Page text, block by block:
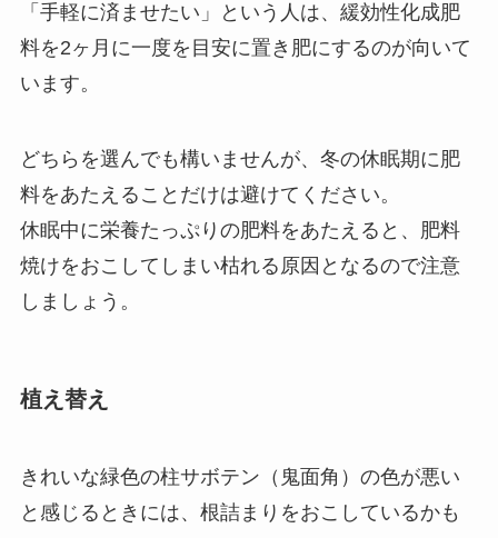
「手軽に済ませたい」という人は、緩効性化成肥
料を2ヶ月に一度を目安に置き肥にするのが向いて
います。
どちらを選んでも構いませんが、冬の休眠期に肥
料をあたえることだけは避けてください。
休眠中に栄養たっぷりの肥料をあたえると、肥料
焼けをおこしてしまい枯れる原因となるので注意
しましょう。
植え替え
きれいな緑色の柱サボテン（鬼面角）の色が悪い
と感じるときには、根詰まりをおこしているかも